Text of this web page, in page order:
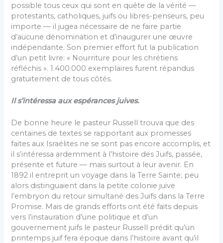
possible tous ceux qui sont en quête de la vérité —
protestants, catholiques, juifs ou libres-penseurs, peu
importe — il jugea nécessaire de ne faire partie
d’aucune dénomination et d’inaugurer une œuvre
indépendante. Son premier effort fut la publication
d’un petit livre: « Nourriture pour les chrétiens
réfléchis ». 1.400.000 exemplaires furent répandus
gratuitement de tous côtés.
Il s’intéressa aux espérances juives.
De bonne heure le pasteur Russell trouva que des
centaines de textes se rapportant aux promesses
faites aux Israélites ne se sont pas encore accomplis, et
il s’intéressa ardemment à l’histoire des Juifs, passée,
présente et future — mais surtout à leur avenir. En
1892 il entreprit un voyage dans la Terre Sainte; peu
alors distinguaient dans la petite colonie juive
l’embryon du retour simultané des Juifs dans la Terre
Promise. Mais de grands efforts ont été faits depuis
vers l’instauration d’une politique et d’un
gouvernement juifs le pasteur Russell prédit qu’un
printemps juif fera époque dans l’histoire avant qu’il